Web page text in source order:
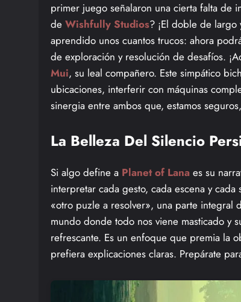
primer juego señalaron una cierta falta de
de Wishfully Studios? ¡El doble de
aprendido unos cuantos trucos: ahora
de exploración y resolución de desafíos.
Mui, su leal compañero. Este simpático
ubicaciones, interferir con máquinas
sinergia entre ambos que, estamos
La Belleza Del Silencio
Si algo define a Planet of Lana es su
interpretar cada gesto, cada escena y
«otro puzle a resolver», una parte integral
mundo donde todo nos viene masticado y
refrescante. Es un enfoque que premia la
prefiera explicaciones claras. Prepárate